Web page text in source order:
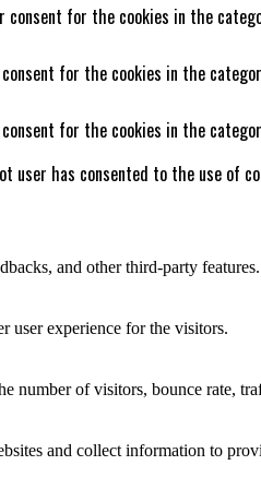
consent for the cookies in the
for the cookies in the
for the cookies in the
user has consented to the use of
and other third-party features.
user experience for the visitors.
number of visitors, bounce rate,
and collect information to